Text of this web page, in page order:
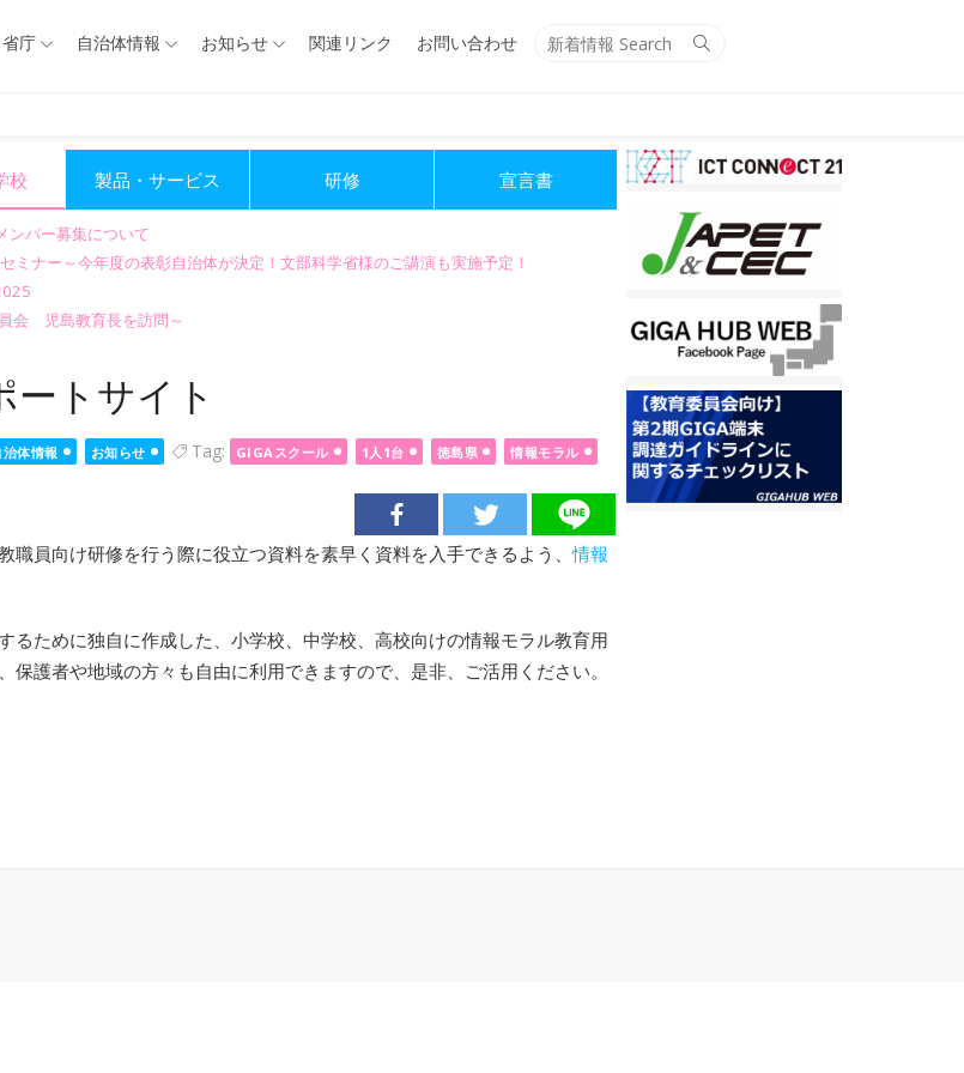
Search
省庁 自治体情報 お知らせ 関連リンク お問い合わせ
校 製品・サービス 研修 宣言書
ンバー募集について
ミナー～今年度の表彰自治体が決定！文部科学省様のご講演も実施予定！
会 児島教育長を訪問～
ートサイト
治体情報 お知らせ Tag: GIGAスクール 1人1台 徳島県 情報モラル
員向け研修を行う際に役立つ資料を素早く資料を入手できるよう、情報
ために独自に作成した、小学校、中学校、高校向けの情報モラル教育用
護者や地域の方々も自由に利用できますので、是非、ご活用ください。